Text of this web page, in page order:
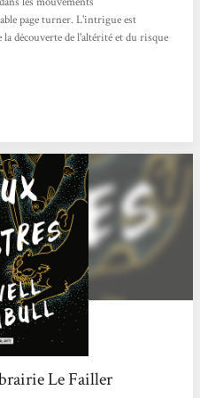
page turner. L'intrigue est
découverte de l'altérité et du risque
Le Failler